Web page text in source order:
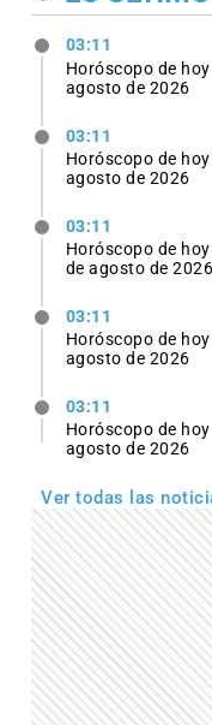
03:11
Horóscopo de
agosto de 2026
03:11
Horóscopo de
agosto de 2026
03:11
Horóscopo de
de agosto de 2026
03:11
Horóscopo de
agosto de 2026
03:11
Horóscopo de
agosto de 2026
Ver todas las